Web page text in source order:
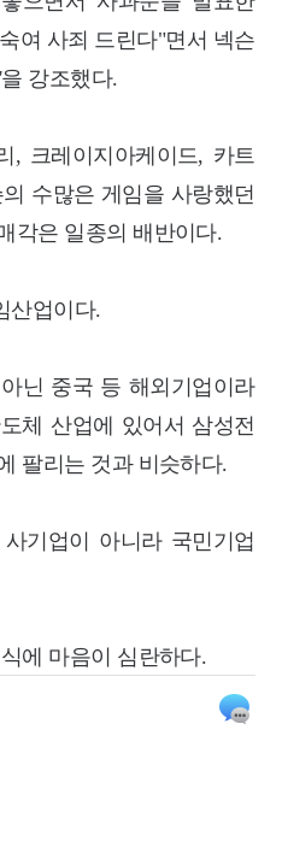
여 사죄 드린다"면서 넥슨
강조했다.
, 크레이지아케이드, 카트
수많은 게임을 사랑했던
각은 일종의 배반이다.
산업이다.
닌 중국 등 해외기업이라
체 산업에 있어서 삼성전
팔리는 것과 비슷하다.
기업이 아니라 국민기업
에 마음이 심란하다.